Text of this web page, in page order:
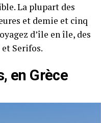
La plupart des
et demie et cinq
d’île en île, des
Serifos.
en Grèce